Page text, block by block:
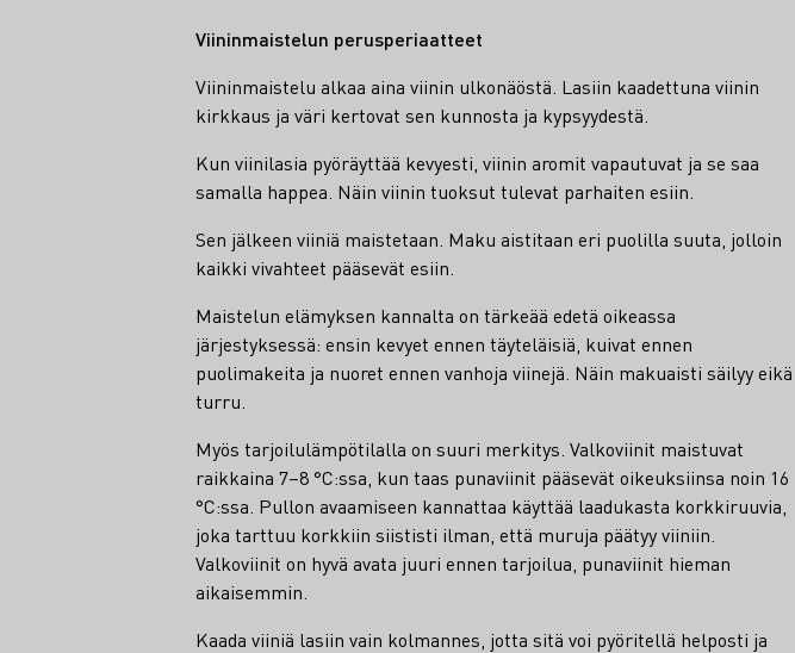
Viininmaistelun perusperiaatteet
Viininmaistelu alkaa aina viinin ulkonäöstä. Lasiin kaadettuna viinin
kirkkaus ja väri kertovat sen kunnosta ja kypsyydestä.
Kun viinilasia pyöräyttää kevyesti, viinin aromit vapautuvat ja se saa
samalla happea. Näin viinin tuoksut tulevat parhaiten esiin.
Sen jälkeen viiniä maistetaan. Maku aistitaan eri puolilla suuta, jolloin
kaikki vivahteet pääsevät esiin.
Maistelun elämyksen kannalta on tärkeää edetä oikeassa
järjestyksessä: ensin kevyet ennen täyteläisiä, kuivat ennen
puolimakeita ja nuoret ennen vanhoja viinejä. Näin makuaisti säilyy eikä
turru.
Myös tarjoilulämpötilalla on suuri merkitys. Valkoviinit maistuvat
raikkaina 7–8 °C:ssa, kun taas punaviinit pääsevät oikeuksiinsa noin 16
°C:ssa. Pullon avaamiseen kannattaa käyttää laadukasta korkkiruuvia,
joka tarttuu korkkiin siististi ilman, että muruja päätyy viiniin.
Valkoviinit on hyvä avata juuri ennen tarjoilua, punaviinit hieman
aikaisemmin.
Kaada viiniä lasiin vain kolmannes, jotta sitä voi pyöritellä helposti ja